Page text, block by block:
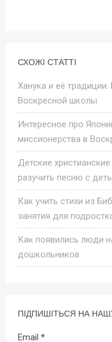
СХОЖІ СТАТТІ
Ханука и её
Воскресной школы
Интересное про
миссионерства в
Детские
разучить песню с
Как учить стихи из
занятия для
Как появились люди
дошкольников
ПІДПИШІТЬСЯ НА
Email *